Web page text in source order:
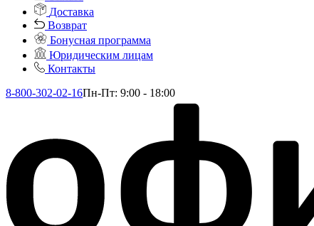
Доставка
Возврат
Бонусная программа
Юридическим лицам
Контакты
8-800-302-02-16Пн-Пт: 9:00 - 18:00